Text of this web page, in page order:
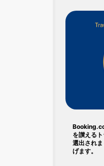
を讃える
選出され
げます。